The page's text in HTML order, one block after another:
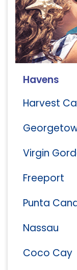
Havens
Harvest
Virgin
Freeport
Punta
Nassau
Coco Cay